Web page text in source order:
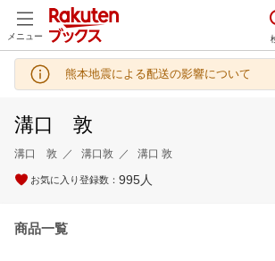
メニュー
熊本地震による配送の影響について
溝口 敦
溝口 敦 溝口敦 溝口 敦
お気に入り登録数： 995人
商品一覧